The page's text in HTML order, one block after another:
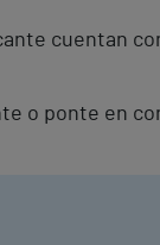
cuentan
o ponte en